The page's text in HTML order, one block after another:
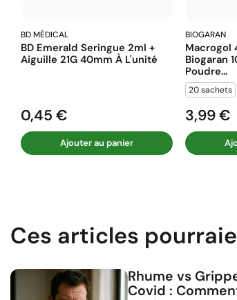
BD MÉDICAL
BD Emerald Seringue 2ml +
Aiguille 21G 40mm À L'unité
Prix
0,45 €
Ajouter au panier
BIOGARAN
Macrogol
Biogaran
Poudre...
20 sachets
Prix
3,99 €
Ces articles
Rhume vs
Covid :